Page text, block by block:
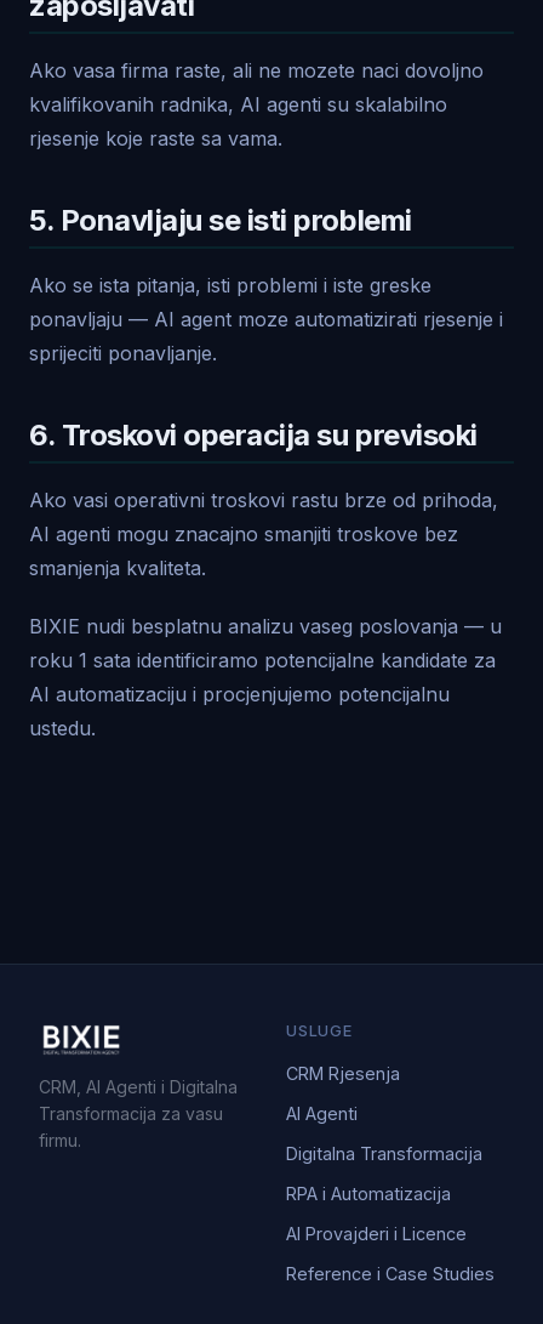
Ako vasa firma raste, ali ne mozete naci dovoljno
kvalifikovanih radnika, AI agenti su skalabilno
rjesenje koje raste sa vama.
5. Ponavljaju se isti problemi
Ako se ista pitanja, isti problemi i iste greske
ponavljaju — AI agent moze automatizirati rjesenje i
sprijeciti ponavljanje.
6. Troskovi operacija su previsoki
Ako vasi operativni troskovi rastu brze od prihoda,
AI agenti mogu znacajno smanjiti troskove bez
smanjenja kvaliteta.
BIXIE nudi besplatnu analizu vaseg poslovanja — u
roku 1 sata identificiramo potencijalne kandidate za
AI automatizaciju i procjenjujemo potencijalnu
ustedu.
CRM, AI Agenti i Digitalna
Transformacija za vasu
firmu.
USLUGE
CRM Rjesenja
AI Agenti
Digitalna Transformacija
RPA i Automatizacija
AI Provajderi i Licence
Reference i Case Studies